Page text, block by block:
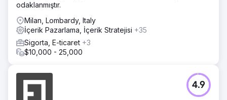
odaklanmıştır.
Milan, Lombardy, Italy
İçerik Pazarlama, İçerik Stratejisi +35
Sigorta, E-ticaret +3
$10,000 - 25,000
4.9